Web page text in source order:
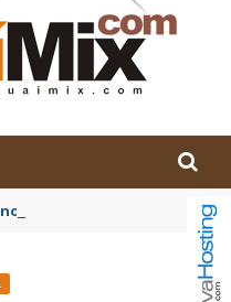
representam o Brasil no